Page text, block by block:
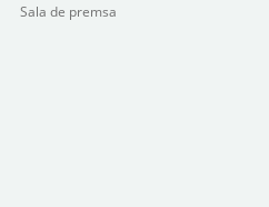
Sala de premsa